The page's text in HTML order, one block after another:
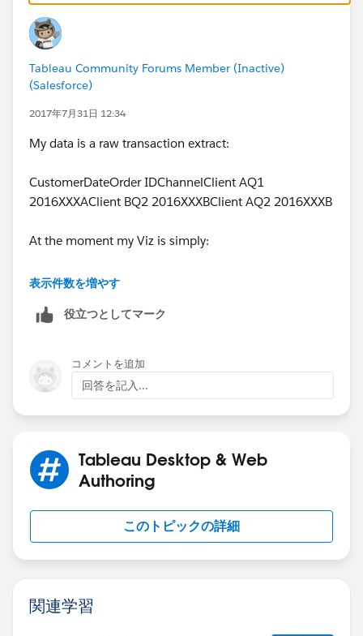
Tableau Community Forums Member (Inactive)
(Salesforce)
2017年7月31日 12:34
My data is a raw transaction extract:
CustomerDateOrder IDChannelClient AQ1
2016XXXAClient BQ2 2016XXXBClient AQ2 2016XXXB
At the moment my Viz is simply:
Row: Date
Colour: Customer Type
My question is how should I make the customer type
calc so it properly classifies Client A as 'channel A' in
Q1 2016 and 'Mixed' in Q2 2016?
表示件数を増やす
役立つとしてマーク
コメントを追加
回答を記入...
Tableau Desktop & Web
Authoring
このトピックの詳細
関連学習